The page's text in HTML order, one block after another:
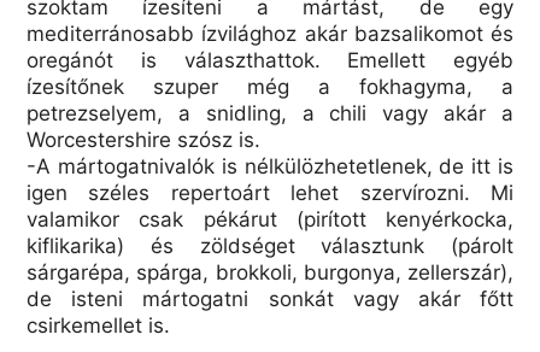
szoktam ízesíteni a mártást, de egy
mediterránosabb ízvilághoz akár bazsalikomot és
oregánót is választhattok. Emellett egyéb
ízesítőnek szuper még a fokhagyma, a
petrezselyem, a snidling, a chili vagy akár a
Worcestershire szósz is.
-A mártogatnivalók is nélkülözhetetlenek, de itt is
igen széles repertoárt lehet szervírozni. Mi
valamikor csak pékárut (pirított kenyérkocka,
kiflikarika) és zöldséget választunk (párolt
sárgarépa, spárga, brokkoli, burgonya, zellerszár),
de isteni mártogatni sonkát vagy akár főtt
csirkemellet is.